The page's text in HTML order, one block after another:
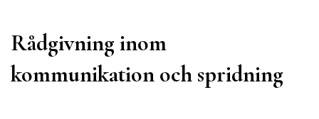
Rådgivning inom
kommunikation och spridning